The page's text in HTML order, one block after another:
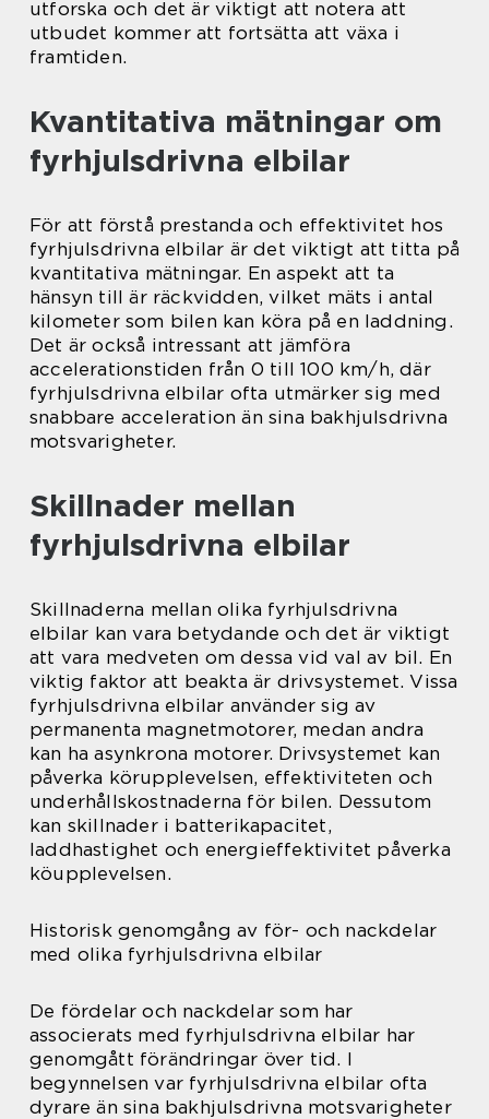
utforska och det är viktigt att notera att
utbudet kommer att fortsätta att växa i
framtiden.
Kvantitativa mätningar om
fyrhjulsdrivna elbilar
För att förstå prestanda och effektivitet hos
fyrhjulsdrivna elbilar är det viktigt att titta på
kvantitativa mätningar. En aspekt att ta
hänsyn till är räckvidden, vilket mäts i antal
kilometer som bilen kan köra på en laddning.
Det är också intressant att jämföra
accelerationstiden från 0 till 100 km/h, där
fyrhjulsdrivna elbilar ofta utmärker sig med
snabbare acceleration än sina bakhjulsdrivna
motsvarigheter.
Skillnader mellan
fyrhjulsdrivna elbilar
Skillnaderna mellan olika fyrhjulsdrivna
elbilar kan vara betydande och det är viktigt
att vara medveten om dessa vid val av bil. En
viktig faktor att beakta är drivsystemet. Vissa
fyrhjulsdrivna elbilar använder sig av
permanenta magnetmotorer, medan andra
kan ha asynkrona motorer. Drivsystemet kan
påverka körupplevelsen, effektiviteten och
underhållskostnaderna för bilen. Dessutom
kan skillnader i batterikapacitet,
laddhastighet och energieffektivitet påverka
köupplevelsen.
Historisk genomgång av för- och nackdelar
med olika fyrhjulsdrivna elbilar
De fördelar och nackdelar som har
associerats med fyrhjulsdrivna elbilar har
genomgått förändringar över tid. I
begynnelsen var fyrhjulsdrivna elbilar ofta
dyrare än sina bakhjulsdrivna motsvarigheter